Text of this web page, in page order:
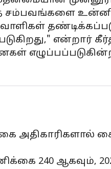
சம்பவங்களை
என்றார்
அதிகாரிகளால்
240 ஆகவும்,